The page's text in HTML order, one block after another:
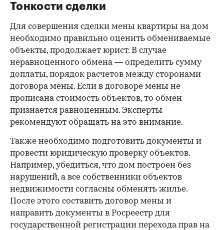
Тонкости сделки
Для совершения сделки мены квартиры на дом
необходимо правильно оценить обмениваемые
объекты, продолжает юрист. В случае
неравноценного обмена — определить сумму
доплаты, порядок расчетов между сторонами
договора мены. Если в договоре мены не
прописана стоимость объектов, то обмен
признается равноценным. Эксперты
рекомендуют обращать на это внимание.
Также необходимо подготовить документы и
провести юридическую проверку объектов.
Например, убедиться, что дом построен без
нарушений, а все собственники объектов
недвижимости согласны обменять жилье.
После этого составить договор мены и
направить документы в Росреестр для
государственной регистрации перехода прав на